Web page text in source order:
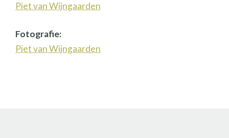
Piet van Wijngaarden
Fotografie:
Piet van Wijngaarden